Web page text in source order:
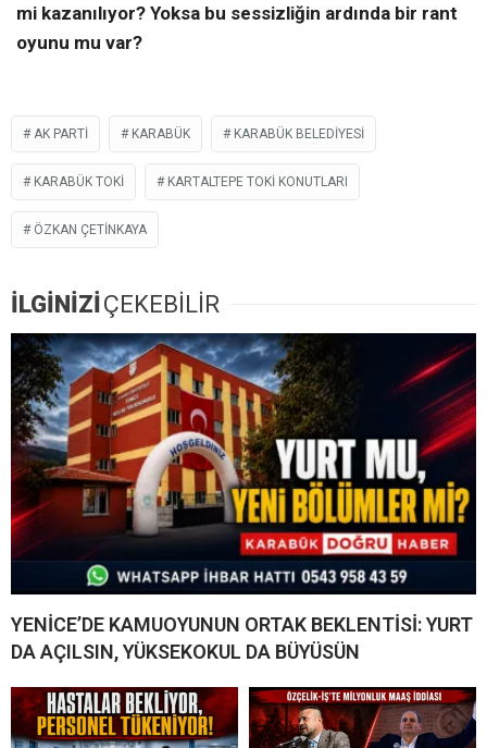
mi kazanılıyor? Yoksa bu sessizliğin ardında bir rant
oyunu mu var?
AK PARTI KARABÜK KARABÜK BELEDIYESI
KARABÜK TOKI KARTALTEPE TOKI KONUTLARI
ÖZKAN ÇETINKAYA
İLGİNİZİÇEKEBİLİR
YENİCE’DE KAMUOYUNUN ORTAK BEKLENTİSİ: YURT
DA AÇILSIN, YÜKSEKOKUL DA BÜYÜSÜN